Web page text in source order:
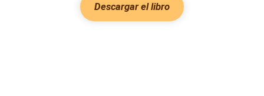
Descargar el libro